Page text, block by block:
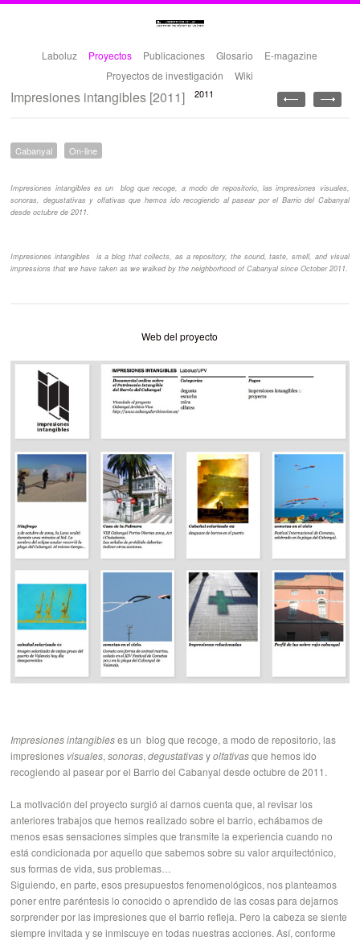
Laboluz Proyectos Publicaciones Glosario
E-magazine
Proyectos de investigación
Wiki
Impresiones intangibles [2011] 2011
Cabanyal On-line
Impresiones intangibles es un blog que recoge, a modo de repositorio, las impresiones visuales,
sonoras, degustativas y olfativas que hemos ido recogiendo al pasear por el Barrio del Cabanyal
desde octubre de 2011.
Impresiones intangibles
is a blog that collects, as a repository, the sound, taste, smell, and visual
impressions that we have taken as we walked by the neighborhood of Cabanyal since October 2011.
Web del proyecto
Impresiones intangibleses un blog que recoge, a modo de repositorio, las
impresiones visuales,sonoras,degustativasyolfativasque hemos ido
recogiendo al pasear por el Barrio del Cabanyal desde octubre de 2011.
La motivación del proyecto surgió al darnos cuenta que, al revisar los
anteriores trabajos que hemos realizado sobre el barrio, echábamos de
menos esas sensaciones simples que transmite la experiencia cuando no
está condicionada por aquello que sabemos sobre su valor arquitectónico,
sus formas de vida, sus problemas…
Siguiendo, en parte, esos presupuestos fenomenológicos, nos planteamos
poner entre paréntesis lo conocido o aprendido de las cosas para dejarnos
sorprender por las impresiones que el barrio refleja. Pero la cabeza se siente
siempre invitada y se inmiscuye en todas nuestras acciones. Así, conforme